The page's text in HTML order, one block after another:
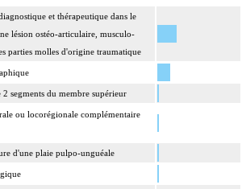
osseuse ou articulaire par greffe, transplant ou matériau inerte
luxation, par abord direct inclut la réparation de l'appareil
de l'articulation par suture ou plastie, la stabilisation de
par matériel et/ou la contention par appareillage rigide
l'ostéosynthèse et/ou la contention par appareillage externe.
d'une fracture inclut sa réduction simultanée et sa contention
et thérapeutique dans le
lésion ostéo-articulaire, musculo-
parties molles d'origine traumatique
segments du membre supérieur
ou locorégionale complémentaire
d'une plaie pulpo-unguéale